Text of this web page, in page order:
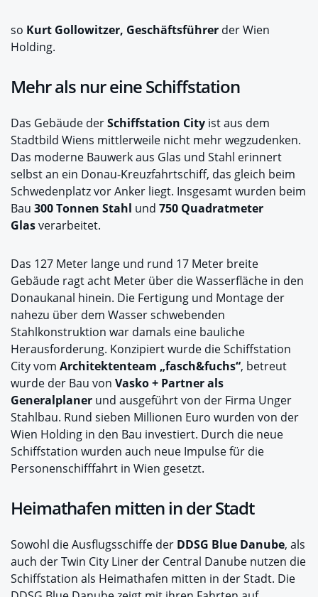
so Kurt Gollowitzer, Geschäftsführer der Wien
Holding.
Mehr als nur eine Schiffstation
Das Gebäude derSchiffstation City ist aus dem
Stadtbild Wiens mittlerweile nicht mehr wegzudenken.
Das moderne Bauwerk aus Glas und Stahl erinnert
selbst an ein Donau-Kreuzfahrtschiff, das gleich beim
Schwedenplatz vor Anker liegt. Insgesamt wurden beim
Bau 300 Tonnen Stahl und 750 Quadratmeter
Glasverarbeitet.
Das 127 Meter lange und rund 17 Meter breite
Gebäude ragt acht Meter über die Wasserfläche in den
Donaukanal hinein. Die Fertigung und Montage der
nahezu über dem Wasser schwebenden
Stahlkonstruktion war damals eine bauliche
Herausforderung. Konzipiert wurde die Schiffstation
City vom Architektenteam „fasch&fuchs“, betreut
wurde der Bau von Vasko + Partner als
Generalplaner und ausgeführt von der Firma Unger
Stahlbau. Rund sieben Millionen Euro wurden von der
Wien Holding in den Bau investiert. Durch die neue
Schiffstation wurden auch neue Impulse für die
Personenschifffahrt in Wien gesetzt.
Heimathafen mitten in der Stadt
Sowohl die Ausflugsschiffe der DDSG Blue Danube, als
auch der Twin City Liner der Central Danube nutzen die
Schiffstation als Heimathafen mitten in der Stadt. Die